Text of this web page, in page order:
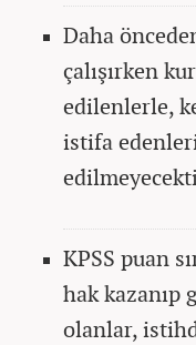
Daha
çalışırken
edilenlerle,
istifa
KPSS puan
hak kazanıp
olanlar,